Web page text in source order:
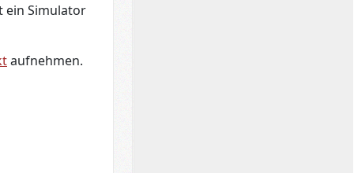
ein Simulator
aufnehmen.